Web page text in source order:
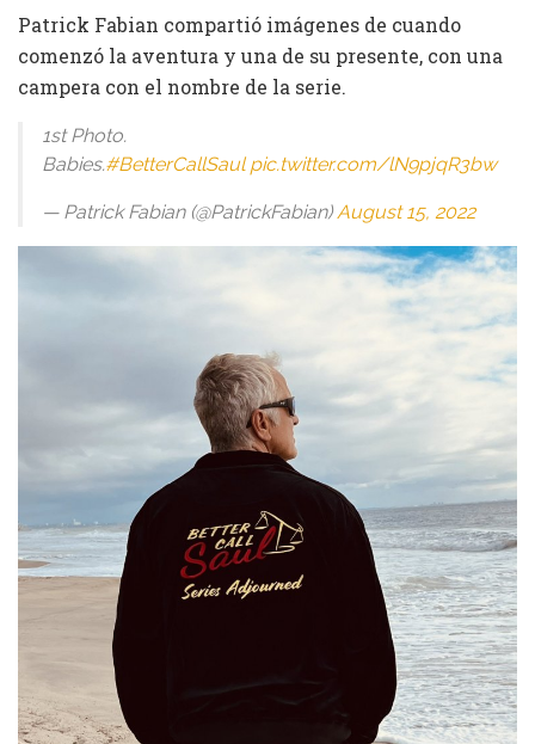
Patrick Fabian compartió imágenes de cuando
comenzó la aventura y una de su presente, con una
campera con el nombre de la serie.
1st Photo.
Babies.#BetterCallSaul pic.twitter.com/lN9pjqR3bw
— Patrick Fabian (@PatrickFabian)August 15, 2022